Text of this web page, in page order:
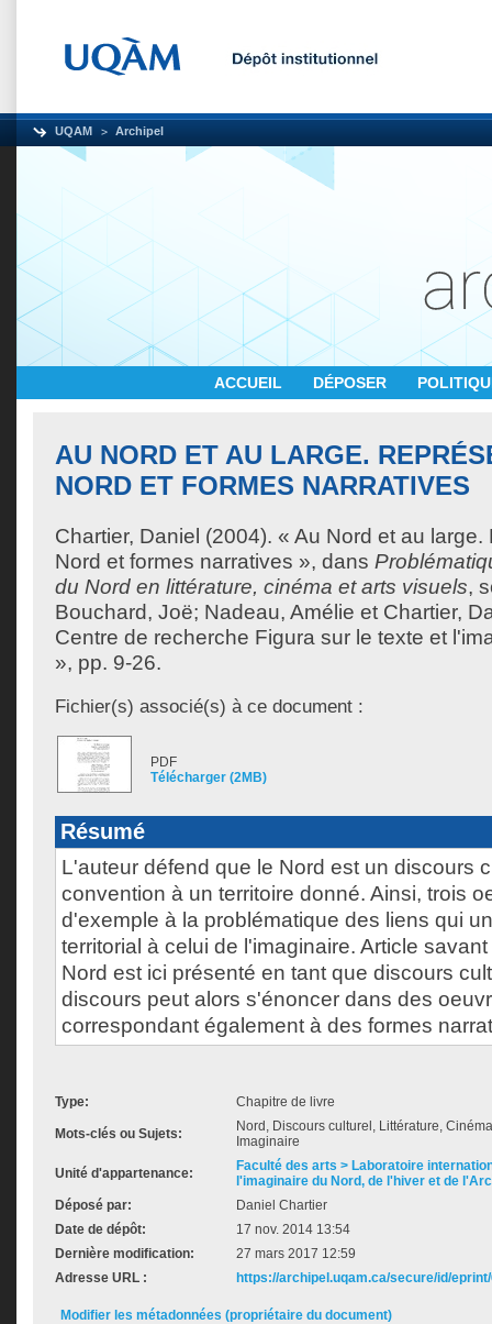
UQAM Archipel
ACCUEIL DÉPOSER
AU NORD ET AU LARGE.
NORD ET FORMES NARRATIVES
Chartier, Daniel (2004). « Au Nord et au
Nord et formes narratives », dans
du Nord en littérature, cinéma et arts visuels,
Bouchard, Joë; Nadeau, Amélie et Chartier,
Centre de recherche Figura sur le texte et
», pp. 9-26.
Fichier(s) associé(s) à ce document :
PDF
Télécharger (2MB)
Résumé
L'auteur défend que le Nord est un discours
convention à un territoire donné. Ainsi, trois
d'exemple à la problématique des liens qui
territorial à celui de l'imaginaire. Article
Nord est ici présenté en tant que discours
discours peut alors s'énoncer dans des
correspondant également à des formes
Type: Chapitre de livre
Mots-clés ou Sujets:
Nord, Discours culturel, Littérature,
Imaginaire
Unité d'appartenance:
Faculté des arts > Laboratoire
l'imaginaire du Nord, de l'hiver et de
Déposé par:
Daniel Chartier
Date de dépôt:
17 nov. 2014 13:54
Dernière modification:
27 mars 2017 12:59
Adresse URL :
https://archipel.uqam.ca/secure/id/
Modifier les métadonnées (propriétaire du document)